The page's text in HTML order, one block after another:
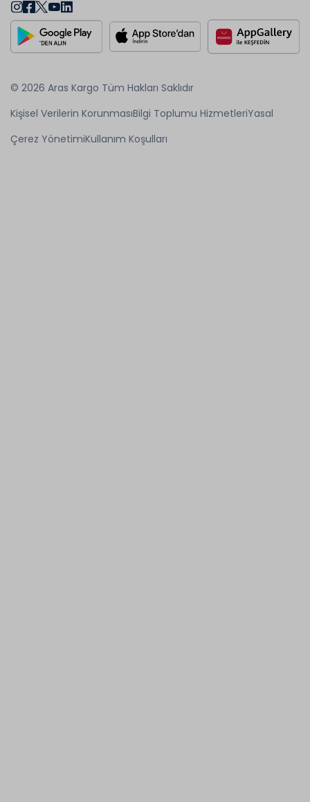
© 2026 Aras Kargo Tüm Hakları Saklıdır
Kişisel Verilerin KorunmasıBilgi Toplumu HizmetleriYasal
Çerez YönetimiKullanım Koşulları